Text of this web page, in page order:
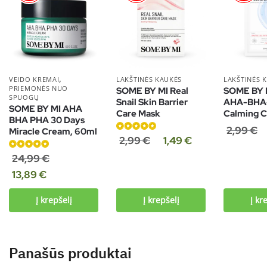
VEIDO KREMAI,
PRIEMONĖS NUO
SPUOGŲ
SOME BY MI AHA
BHA PHA 30 Days
Miracle Cream, 60ml
Įvertinimas:
iš 5
24,99€
13,89€
Į krepšelį
LAKŠTINĖS KAUKĖS
SOME BY MI Real
Snail Skin Barrier
Care Mask
Įvertinimas:
5.00
2,99€ 1,49€
Į krepšelį
LAKŠTINĖS
SOME BY
AHA-
Calming
2,99€
Į
Panašūs produktai